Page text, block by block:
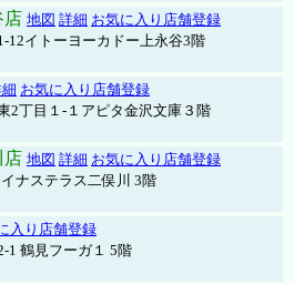
店 地図 詳細 お気に入り店舗登録
12イトーヨーカドー上永谷3階
お気に入り店舗登録
2丁目１-１アピタ金沢文庫３階
店 地図 詳細 お気に入り店舗登録
ナステラス二俣川 3階
入り店舗登録
1 鶴見フーガ１ 5階